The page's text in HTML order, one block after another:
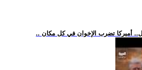
أميركا تضرب الإخوان في كل مكان